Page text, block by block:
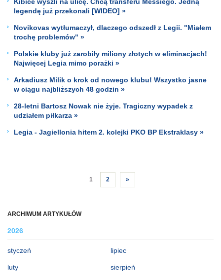
ARCHIWUM ARTYKUŁÓW
2026
styczeń
luty
lipiec
sierpień
legendę już przekonali [WIDEO] »
Novikovas wytłumaczył, dlaczego odszedł z Legii. "Miałem
trochę problemów" »
Polskie kluby już zarobiły miliony złotych w eliminacjach!
Najwięcej Legia mimo porażki »
Arkadiusz Milik o krok od nowego klubu! Wszystko jasne
w ciągu najbliższych 48 godzin »
28-letni Bartosz Nowak nie żyje. Tragiczny wypadek z
udziałem piłkarza »
Legia - Jagiellonia hitem 2. kolejki PKO BP Ekstraklasy »
1 2 »